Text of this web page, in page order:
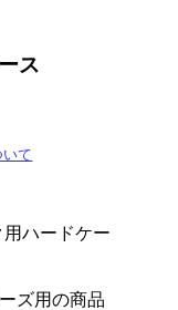
ース
いて
ハードケー
ズ用の商品